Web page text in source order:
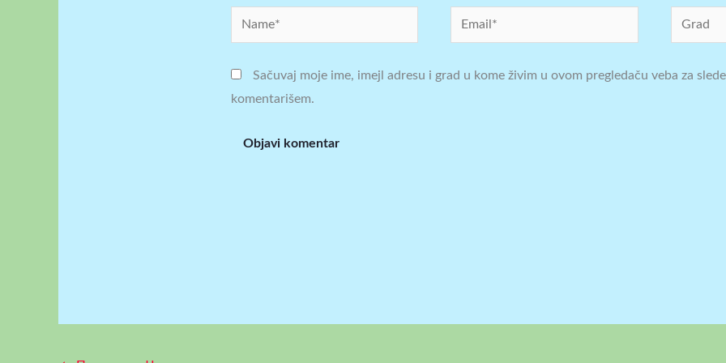
Name* Email* Grad
Sačuvaj moje ime, imejl adresu i grad u kome živim u ovom pregledaču veba za
komentarišem.